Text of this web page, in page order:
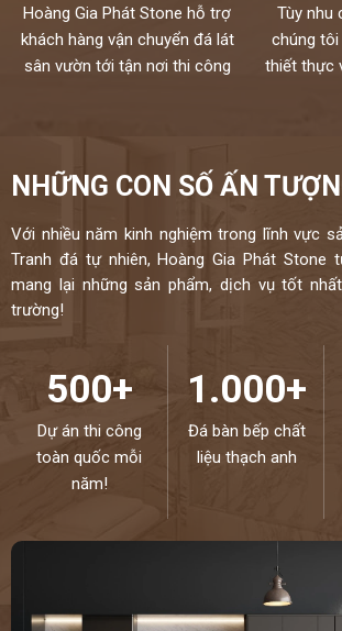
Hoàng Gia Phát Stone hỗ trợ
khách hàng vận chuyển đá lát
sân vườn tới tận nơi thi công
Tùy nhu
chúng
thiết thực
NHỮNG CON SỐ ẤN
Với nhiều năm kinh nghiệm trong lĩnh vực
Tranh đá tự nhiên, Hoàng Gia Phát Stone
mang lại những sản phẩm, dịch vụ tốt
trường!
500+
Dự án thi công
toàn quốc mỗi
năm!
1.000+
Đá bàn bếp chất
liệu thạch anh